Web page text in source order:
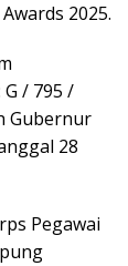
2025.
/ 795 /
Gubernur
28
Pegawai